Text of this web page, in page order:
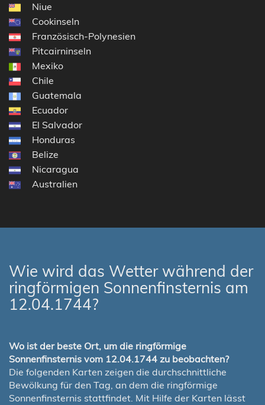
Niue
Cookinseln
Französisch-Polynesien
Pitcairninseln
Mexiko
Chile
Guatemala
Ecuador
El Salvador
Honduras
Belize
Nicaragua
Australien
Wie wird das Wetter während der
ringförmigen Sonnenfinsternis am
12.04.1744?
Wo ist der beste Ort, um die ringförmige
Sonnenfinsternis vom 12.04.1744 zu beobachten?
Die folgenden Karten zeigen die durchschnittliche
Bewölkung für den Tag, an dem die ringförmige
Sonnenfinsternis stattfindet. Mit Hilfe der Karten lässt